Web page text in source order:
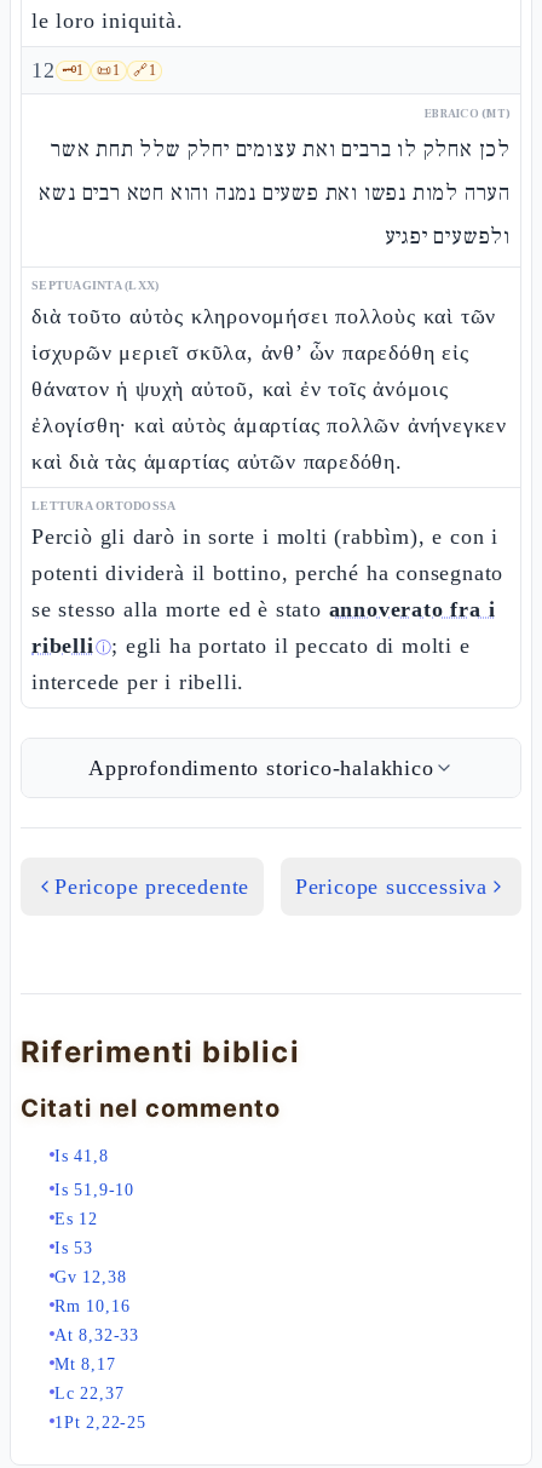
le loro iniquità.
12 🗝️1 📜1 🔗1
EBRAICO (MT)
לכן אחלק לו ברבים ואת עצומים יחלק שלל תחת אשר
הערה למות נפשו ואת פשעים נמנה והוא חטא רבים נשא
ולפשעים יפגיע
SEPTUAGINTA (LXX)
διὰ τοῦτο αὐτὸς κληρονομήσει πολλοὺς καὶ τῶν
ἰσχυρῶν μεριεῖ σκῦλα, ἀνθ’ ὧν παρεδόθη εἰς
θάνατον ἡ ψυχὴ αὐτοῦ, καὶ ἐν τοῖς ἀνόμοις
ἐλογίσθη· καὶ αὐτὸς ἁμαρτίας πολλῶν ἀνήνεγκεν
καὶ διὰ τὰς ἁμαρτίας αὐτῶν παρεδόθη.
LETTURA ORTODOSSA
Perciò gli darò in sorte i molti (rabbìm), e con i
potenti dividerà il bottino, perché ha consegnato
se stesso alla morte ed è stato annoverato fra i
ribelliⓘ; egli ha portato il peccato di molti e
intercede per i ribelli.
Approfondimento storico-halakhico
Pericope precedente Pericope successiva
Riferimenti biblici
Citati nel commento
Is 41,8
Is 51,9-10
Es 12
Is 53
Gv 12,38
Rm 10,16
At 8,32-33
Mt 8,17
Lc 22,37
1Pt 2,22-25